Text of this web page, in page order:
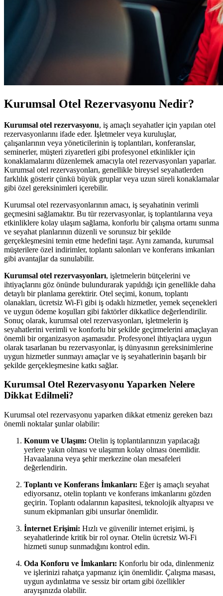
Kurumsal Otel Rezervasyonu Nedir?
Kurumsal otel rezervasyonu, iş amaçlı seyahatler için yapılan otel
rezervasyonlarını ifade eder. İşletmeler veya kuruluşlar,
çalışanlarının veya yöneticilerinin iş toplantıları, konferanslar,
seminerler, müşteri ziyaretleri gibi profesyonel etkinlikler için
konaklamalarını düzenlemek amacıyla otel rezervasyonları yaparlar.
Kurumsal otel rezervasyonları, genellikle bireysel seyahatlerden
farklılık gösterir çünkü büyük gruplar veya uzun süreli konaklamalar
gibi özel gereksinimleri içerebilir.
Kurumsal otel rezervasyonlarının amacı, iş seyahatinin verimli
geçmesini sağlamaktır. Bu tür rezervasyonlar, iş toplantılarına veya
etkinliklere kolay ulaşım sağlama, konforlu bir çalışma ortamı sunma
ve seyahat planlarının düzenli ve sorunsuz bir şekilde
gerçekleşmesini temin etme hedefini taşır. Aynı zamanda, kurumsal
müşterilere özel indirimler, toplantı salonları ve konferans imkanları
gibi avantajlar da sunulabilir.
Kurumsal otel rezervasyonları, işletmelerin bütçelerini ve
ihtiyaçlarını göz önünde bulundurarak yapıldığı için genellikle daha
detaylı bir planlama gerektirir. Otel seçimi, konum, toplantı
olanakları, ücretsiz Wi-Fi gibi iş odaklı hizmetler, yemek seçenekleri
ve uygun ödeme koşulları gibi faktörler dikkatlice değerlendirilir.
Sonuç olarak, kurumsal otel rezervasyonları, işletmelerin iş
seyahatlerini verimli ve konforlu bir şekilde geçirmelerini amaçlayan
önemli bir organizasyon aşamasıdır. Profesyonel ihtiyaçlara uygun
olarak tasarlanan bu rezervasyonlar, iş dünyasının gereksinimlerine
uygun hizmetler sunmayı amaçlar ve iş seyahatlerinin başarılı bir
şekilde gerçekleşmesine katkı sağlar.
Kurumsal Otel Rezervasyonu Yaparken Nelere
Dikkat Edilmeli?
Kurumsal otel rezervasyonu yaparken dikkat etmeniz gereken bazı
önemli noktalar şunlar olabilir:
Konum ve Ulaşım: Otelin iş toplantılarınızın yapılacağı
yerlere yakın olması ve ulaşımın kolay olması önemlidir.
Havaalanına veya şehir merkezine olan mesafeleri
değerlendirin.
Toplantı ve Konferans İmkanları: Eğer iş amaçlı seyahat
ediyorsanız, otelin toplantı ve konferans imkanlarını gözden
geçirin. Toplantı odalarının kapasitesi, teknolojik altyapısı ve
sunum ekipmanları gibi unsurlar önemlidir.
İnternet Erişimi: Hızlı ve güvenilir internet erişimi, iş
seyahatlerinde kritik bir rol oynar. Otelin ücretsiz Wi-Fi
hizmeti sunup sunmadığını kontrol edin.
Oda Konforu ve İmkanları: Konforlu bir oda, dinlenmeniz
ve işlerinizi rahatça yapmanız için önemlidir. Çalışma masası,
uygun aydınlatma ve sessiz bir ortam gibi özellikler
arayışınızda olabilir.